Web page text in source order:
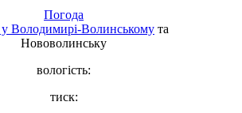
Погода
Володимирі-Волинському та
Нововолинську
вологість:
тиск: